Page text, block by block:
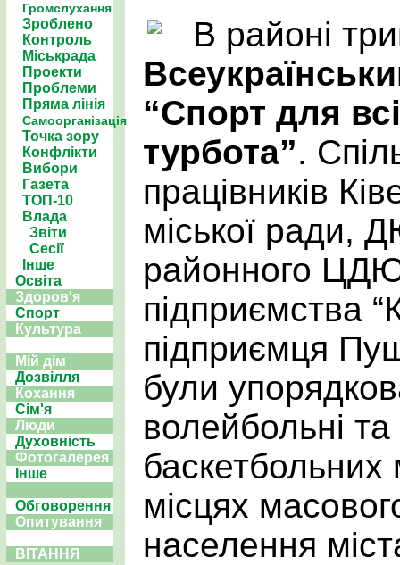
Громслухання
Зроблено
Контроль
Міськрада
Проекти
Проблеми
Пряма лінія
Самоорганізація
Точка зору
Конфлікти
Вибори
Газета
ТОП-10
Влада
Звіти
Сесії
Інше
Освіта
Здоров'я
Спорт
Культура
Мій дім
Дозвілля
Кохання
Сім'я
Люди
Духовність
Фотогалерея
Інше
Обговорення
Опитування
ВІТАННЯ
В районі
“Спорт для
турбота”.
працівників
міської ради,
районного
підприємства
підприємця
були
волейбольні
баскетбольних
місцях
населення